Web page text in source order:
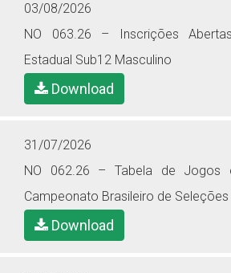
03/08/2026
NO 063.26 – Inscrições
Estadual Sub12 Masculino
Download
31/07/2026
NO 062.26 – Tabela de Jogos
Campeonato Brasileiro de
Download